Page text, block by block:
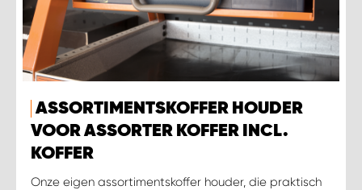
ASSORTIMENTSKOFFER HOUDER
VOOR ASSORTER KOFFER INCL.
KOFFER
Onze eigen assortimentskoffer houder, die praktisch